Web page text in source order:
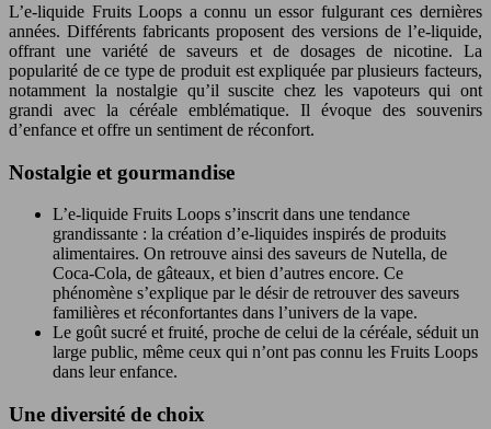
L’e-liquide Fruits Loops a connu un essor fulgurant ces dernières
années. Différents fabricants proposent des versions de l’e-liquide,
offrant une variété de saveurs et de dosages de nicotine. La
popularité de ce type de produit est expliquée par plusieurs facteurs,
notamment la nostalgie qu’il suscite chez les vapoteurs qui ont
grandi avec la céréale emblématique. Il évoque des souvenirs
d’enfance et offre un sentiment de réconfort.
Nostalgie et gourmandise
L’e-liquide Fruits Loops s’inscrit dans une tendance
grandissante : la création d’e-liquides inspirés de produits
alimentaires. On retrouve ainsi des saveurs de Nutella, de
Coca-Cola, de gâteaux, et bien d’autres encore. Ce
phénomène s’explique par le désir de retrouver des saveurs
familières et réconfortantes dans l’univers de la vape.
Le goût sucré et fruité, proche de celui de la céréale, séduit un
large public, même ceux qui n’ont pas connu les Fruits Loops
dans leur enfance.
Une diversité de choix